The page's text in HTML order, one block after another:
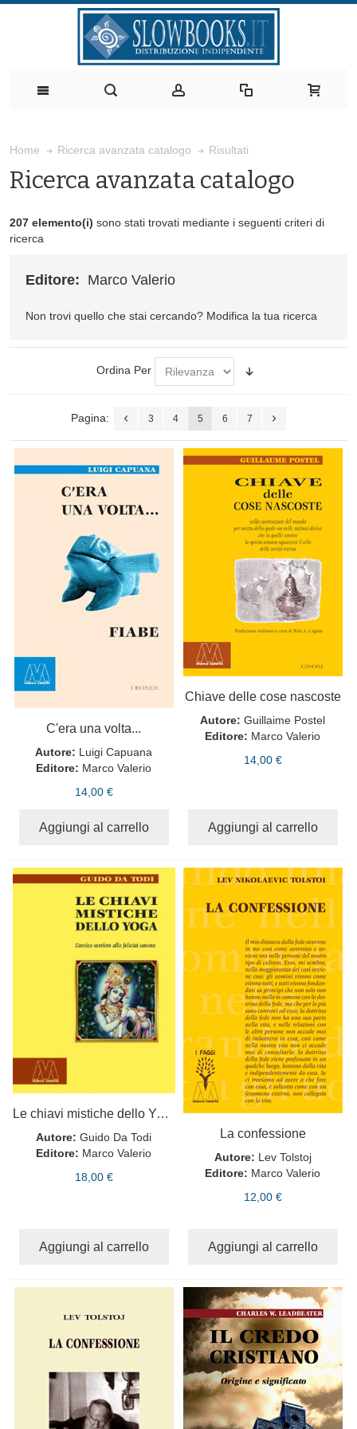
Home Ricerca avanzata catalogo Risultati
Ricerca avanzata catalogo
207 elemento(i) sono stati trovati mediante i seguenti criteri di
ricerca
Editore: Marco Valerio
Non trovi quello che stai cercando? Modifica la tua ricerca
Ordina Per
Pagina: 3 4 5 6 7
C'era una volta...
Autore: Luigi Capuana
Editore: Marco Valerio
14,00 €
Aggiungi al carrello
Chiave delle cose nascoste
Autore: Guillaime Postel
Editore: Marco Valerio
14,00 €
Aggiungi al carrello
Le chiavi mistiche dello Yoga
Autore: Guido Da Todi
Editore: Marco Valerio
18,00 €
Aggiungi al carrello
La confessione
Autore: Lev Tolstoj
Editore: Marco Valerio
12,00 €
Aggiungi al carrello